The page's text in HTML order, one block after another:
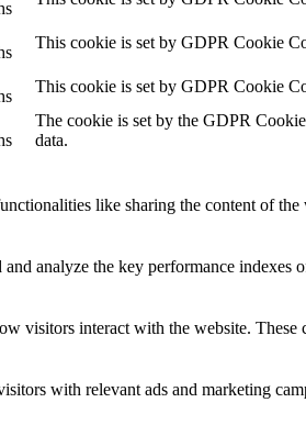
This cookie is set by GDPR Cookie
This cookie is set by GDPR Cookie
The cookie is set by the GDPR
data.
like sharing the content of
and analyze the key performance
visitors interact with the website.
with relevant ads and marketing